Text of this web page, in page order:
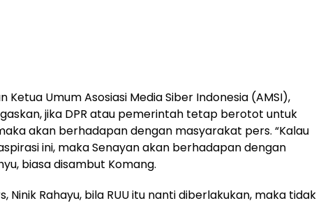
Ketua Umum Asosiasi Media Siber Indonesia (AMSI),
jika DPR atau pemerintah tetap berotot untuk
akan berhadapan dengan masyarakat pers. “Kalau
ini, maka Senayan akan berhadapan dengan
biasa disambut Komang.
Ninik Rahayu, bila RUU itu nanti diberlakukan, maka tidak